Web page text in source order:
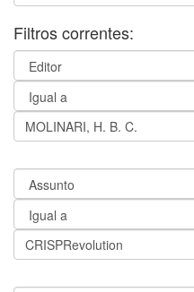
Filtros correntes: